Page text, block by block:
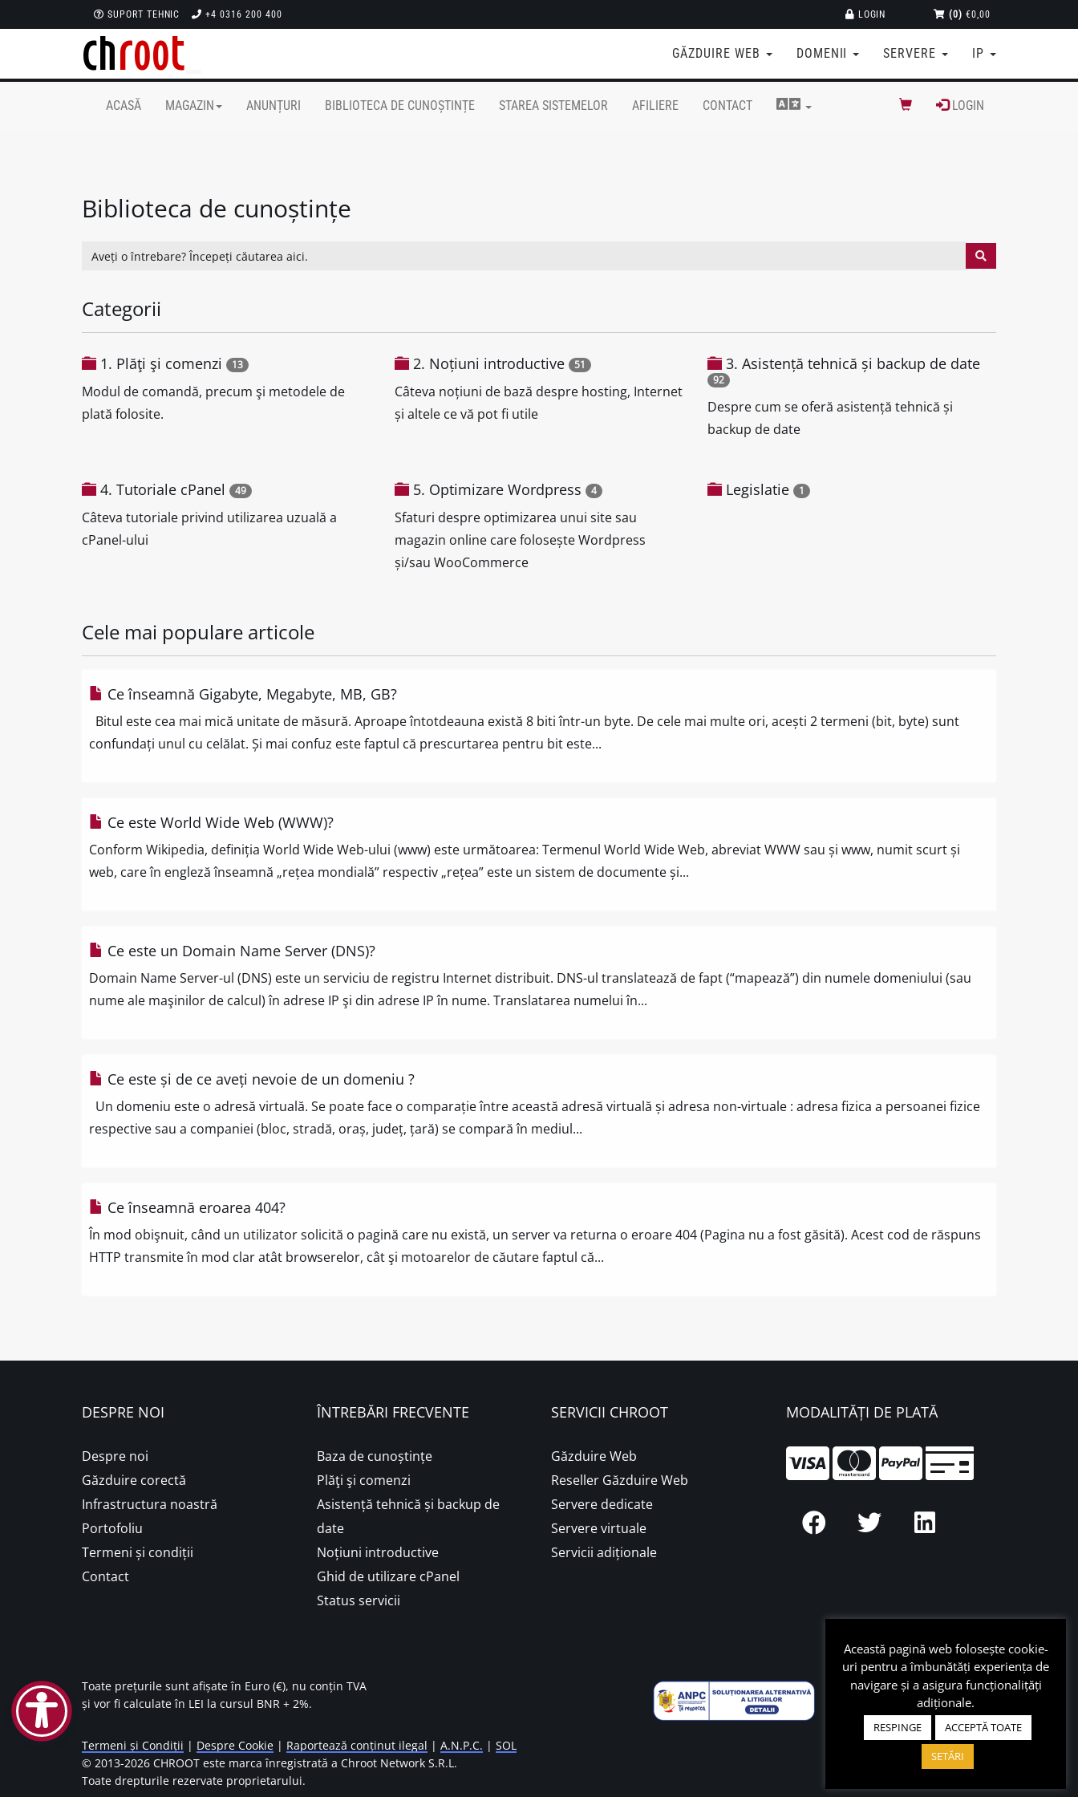
SUPORT TEHNIC +4 0316 200 400 (0) €0,00
LOGIN
GĂZDUIRE WEB DOMENII SERVERE IP
ACASĂ MAGAZIN ANUNȚURI BIBLIOTECA DE CUNOȘTINȚE STAREA SISTEMELOR AFILIERE CONTACT LOGIN
Biblioteca de cunoștințe
Categorii
1. Plăţi şi comenzi 13
Modul de comandă, precum şi metodele de
plată folosite.
2. Noțiuni introductive 51
Câteva noțiuni de bază despre hosting, Internet
și altele ce vă pot fi utile
3. Asistență tehnică și backup de date
92
Despre cum se oferă asistență tehnică și
backup de date
4. Tutoriale cPanel 49
Câteva tutoriale privind utilizarea uzuală a
cPanel-ului
5. Optimizare Wordpress 4
Sfaturi despre optimizarea unui site sau
magazin online care folosește Wordpress
și/sau WooCommerce
Legislatie 1
Cele mai populare articole
Ce înseamnă Gigabyte, Megabyte, MB, GB?
Bitul este cea mai mică unitate de măsură. Aproape întotdeauna există 8 biti într-un byte. De cele mai multe ori, acești 2 termeni (bit, byte) sunt
confundați unul cu celălat. Și mai confuz este faptul că prescurtarea pentru bit este...
Ce este World Wide Web (WWW)?
Conform Wikipedia, definiția World Wide Web-ului (www) este următoarea: Termenul World Wide Web, abreviat WWW sau și www, numit scurt și
web, care în engleză înseamnă „rețea mondială” respectiv „rețea” este un sistem de documente și...
Ce este un Domain Name Server (DNS)?
Domain Name Server-ul (DNS) este un serviciu de registru Internet distribuit. DNS-ul translatează de fapt (“mapează”) din numele domeniului (sau
nume ale maşinilor de calcul) în adrese IP şi din adrese IP în nume. Translatarea numelui în...
Ce este și de ce aveți nevoie de un domeniu ?
Un domeniu este o adresă virtuală. Se poate face o comparație între această adresă virtuală și adresa non-virtuale : adresa fizica a persoanei fizice
respective sau a companiei (bloc, stradă, oraș, județ, țară) se compară în mediul...
Ce înseamnă eroarea 404?
În mod obişnuit, când un utilizator solicită o pagină care nu există, un server va returna o eroare 404 (Pagina nu a fost găsită). Acest cod de răspuns
HTTP transmite în mod clar atât browserelor, cât şi motoarelor de căutare faptul că...
DESPRE NOI
Despre noi
Găzduire corectă
Infrastructura noastră
Portofoliu
Termeni și condiții
Contact
ÎNTREBĂRI FRECVENTE
Baza de cunoștințe
Plăţi şi comenzi
Asistență tehnică și backup de
date
Noțiuni introductive
Ghid de utilizare cPanel
Status servicii
SERVICII CHROOT
Găzduire Web
Reseller Găzduire Web
Servere dedicate
Servere virtuale
Servicii adiționale
MODALITĂȚI DE PLATĂ
Toate prețurile sunt afișate în Euro (€), nu conțin TVA
și vor fi calculate în LEI la cursul BNR + 2%.
Termeni și Condiții | Despre Cookie | Raportează conținut ilegal | A.N.P.C. | SOL
© 2013-2026 CHROOT este marca înregistrată a Chroot Network S.R.L.
Toate drepturile rezervate proprietarului.
Această pagină web folosește cookie-
uri pentru a îmbunătăți experiența de
navigare și a asigura funcționalițăți
adiționale.
RESPINGE
ACCEPTĂ TOATE
SETĂRI